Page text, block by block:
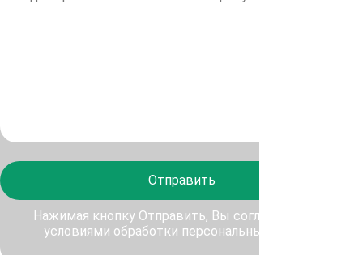
Отправить
Нажимая кнопку Отправить, Вы соглашаетесь с
условиями обработки персональных данных